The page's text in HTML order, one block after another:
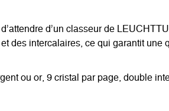
d’un classeur de
des intercalaires, ce qui garantit une
ou or, 9 cristal par page, double